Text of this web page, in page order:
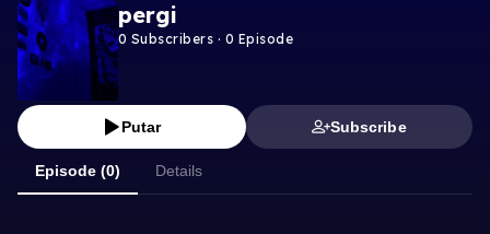
pergi
0 Subscribers · 0 Episode
Putar Subscribe
Episode (0) Details